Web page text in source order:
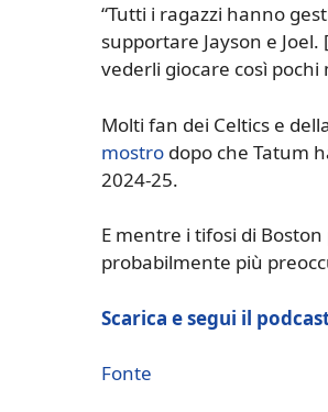
“Tutti i ragazzi hanno
supportare Jayson e
vederli giocare così
Molti fan dei Celtics e
mostro dopo che Tatum
2024-25.
E mentre i tifosi di
probabilmente più
Scarica e segui il
Fonte